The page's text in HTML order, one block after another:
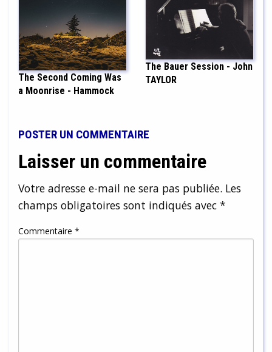
The Second Coming Was
a Moonrise - Hammock
The Bauer Session - John
TAYLOR
POSTER UN COMMENTAIRE
Laisser un commentaire
Votre adresse e-mail ne sera pas publiée. Les
champs obligatoires sont indiqués avec *
Commentaire *